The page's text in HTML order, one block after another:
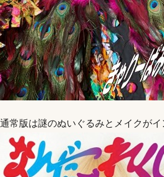
通常版は謎のぬいぐるみとメイクがイ